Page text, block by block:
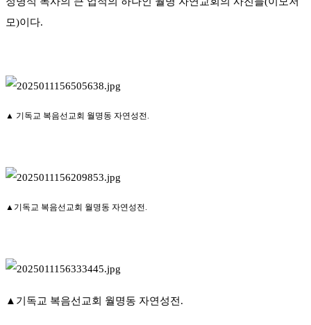
모)이다.
▲ 기독교 복음선교회 월명동 자연성전.
▲기독교 복음선교회 월명동 자연성전.
▲기독교 복음선교회 월명동 자연성전.